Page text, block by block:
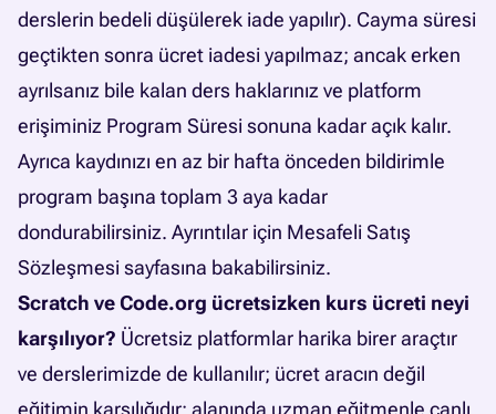
derslerin bedeli düşülerek iade yapılır). Cayma süresi
geçtikten sonra ücret iadesi yapılmaz; ancak erken
ayrılsanız bile kalan ders haklarınız ve platform
erişiminiz Program Süresi sonuna kadar açık kalır.
Ayrıca kaydınızı en az bir hafta önceden bildirimle
program başına toplam 3 aya kadar
dondurabilirsiniz. Ayrıntılar için Mesafeli Satış
Sözleşmesisayfasına bakabilirsiniz.
Scratch ve Code.org ücretsizken kurs ücreti neyi
karşılıyor? Ücretsiz platformlar harika birer araçtır
ve derslerimizde de kullanılır; ücret aracın değil
eğitimin karşılığıdır: alanında uzman eğitmenle canlı